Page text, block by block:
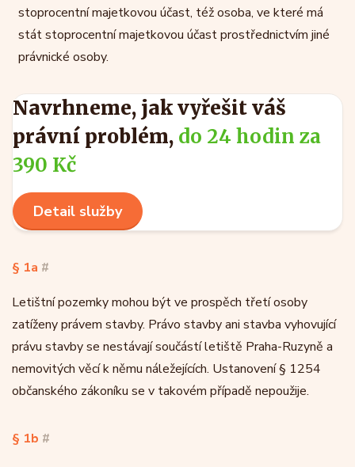
stoprocentní majetkovou účast, též osoba, ve které má
stát stoprocentní majetkovou účast prostřednictvím jiné
právnické osoby.
Navrhneme, jak vyřešit váš
právní problém, do 24 hodin za
390 Kč
Detail služby
§ 1a #
Letištní pozemky mohou být ve prospěch třetí osoby
zatíženy právem stavby. Právo stavby ani stavba vyhovující
právu stavby se nestávají součástí letiště Praha-Ruzyně a
nemovitých věcí k němu náležejících. Ustanovení § 1254
občanského zákoníku se v takovém případě nepoužije.
§ 1b #